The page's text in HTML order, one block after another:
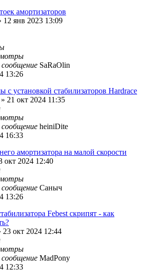
амортизаторов
12 янв 2023 13:09
SaRaOlin
13:26
с установкой стабилизаторов Hardrace
» 21 окт 2024 11:35
heiniDite
16:33
амортизатора на малой скорости
окт 2024 12:40
Саныч
13:26
Febest скрипят - как
23 окт 2024 12:44
MadPony
12:33